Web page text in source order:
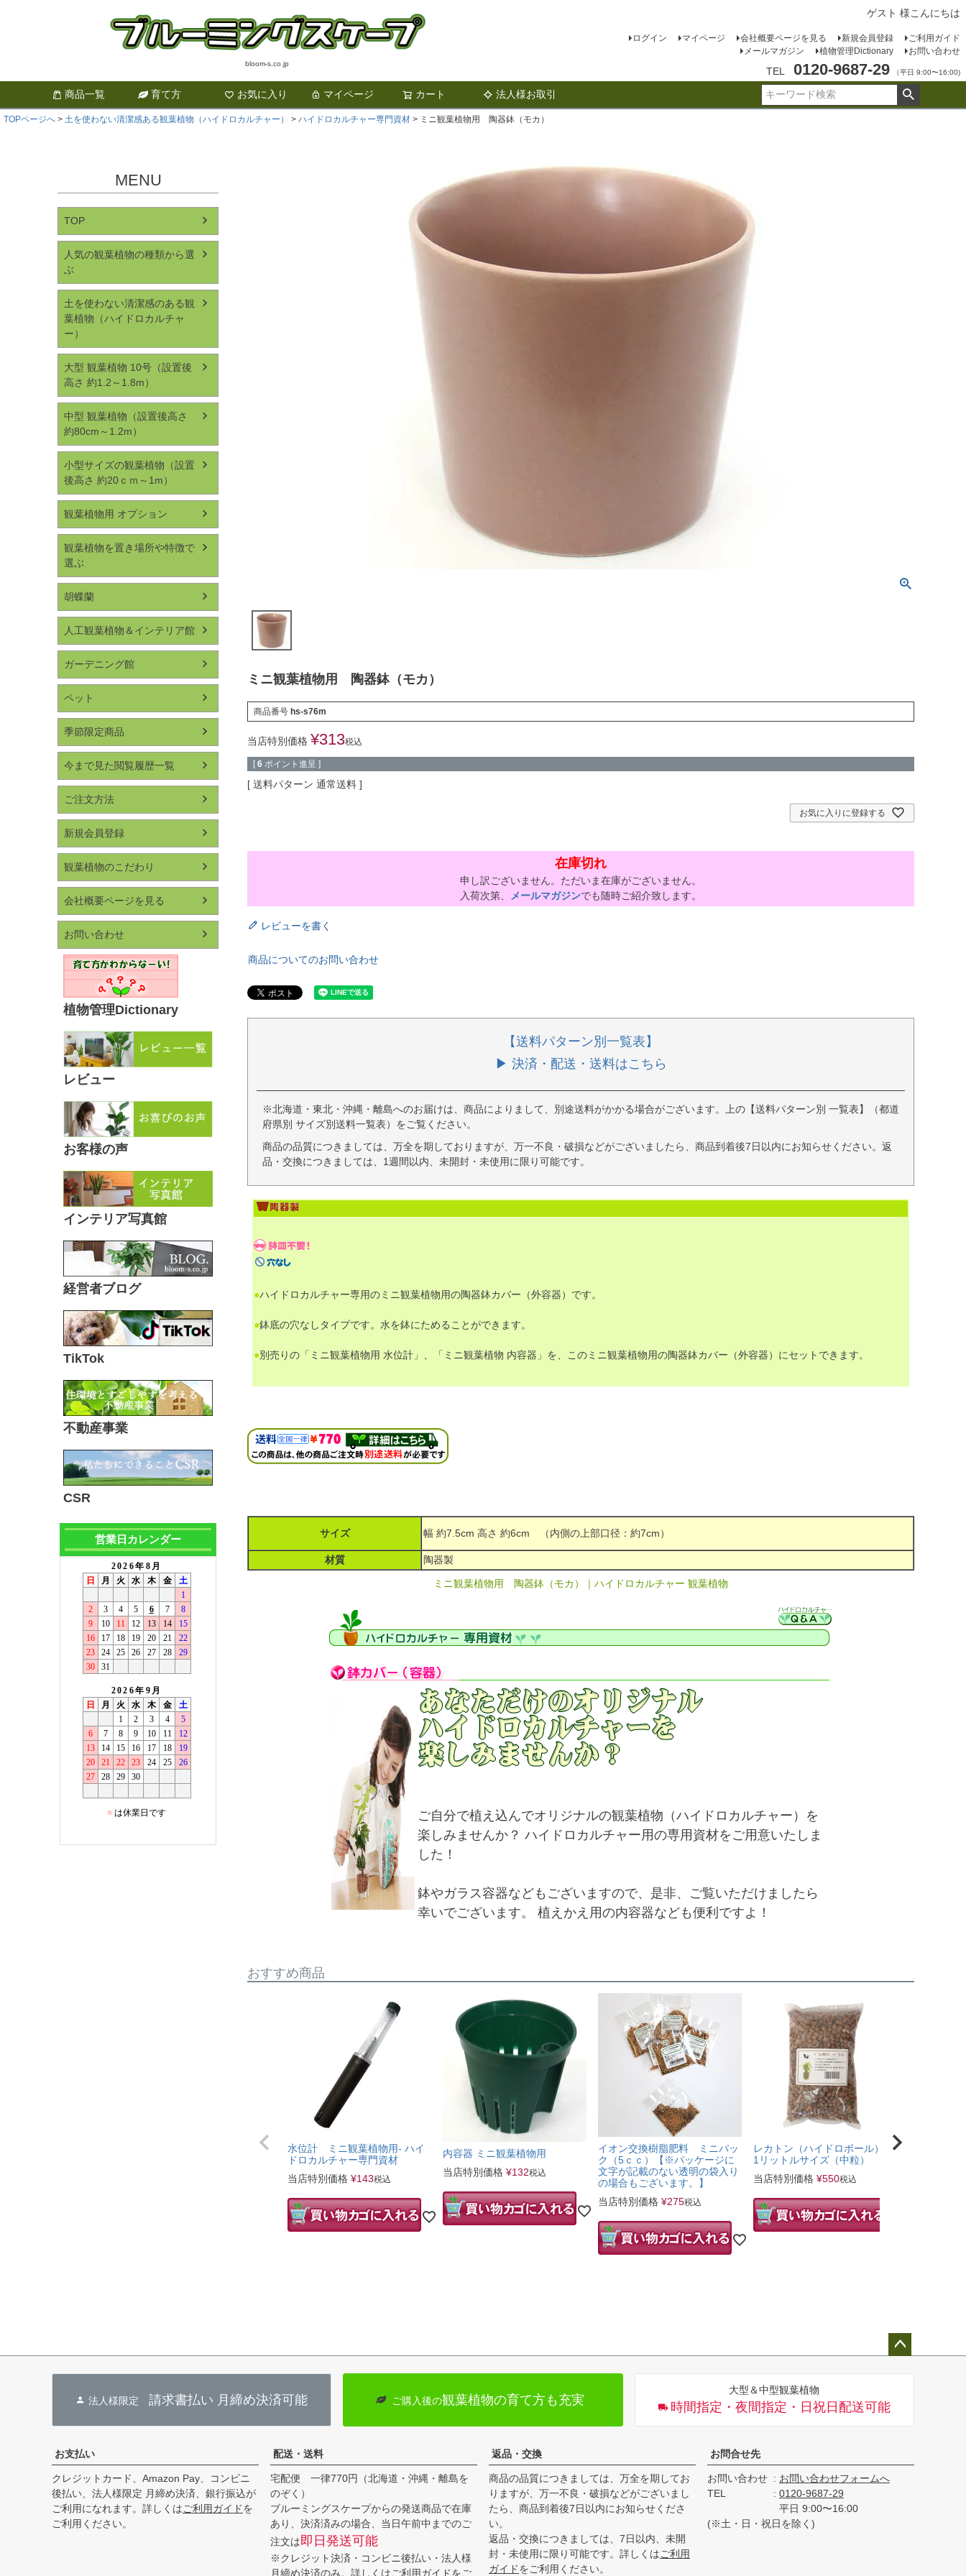
bloom-s.co.jp
ゲスト 様こんにちは
ログイン マイページ 会社概要ページを見る 新規会員登録
ご利用ガイド
メールマガジン
植物管理Dictionary お問い合わせ
TEL 0120-9687-29 （平日 9:00〜16:00)
商品一覧 育て方 お気に入り マイページ カート 法人様お取引
検索
TOPページへ 土を使わない清潔感ある観葉植物（ハイドロカルチャー） ハイドロカルチャー専門資材 ミニ観葉植物用 陶器鉢（モカ）
MENU
TOP
人気の観葉植物の種類から選
ぶ
土を使わない清潔感のある観
葉植物（ハイドロカルチャ
ー）
大型 観葉植物 10号（設置後
高さ 約1.2～1.8m）
中型 観葉植物（設置後高さ
約80cm～1.2m）
小型サイズの観葉植物（設置
後高さ 約20ｃｍ～1m）
観葉植物用 オプション
観葉植物を置き場所や特徴で
選ぶ
胡蝶蘭
人工観葉植物＆インテリア館
ガーデニング館
ペット
季節限定商品
今まで見た閲覧履歴一覧
ご注文方法
新規会員登録
観葉植物のこだわり
会社概要ページを見る
お問い合わせ
植物管理Dictionary
レビュー
お客様の声
インテリア写真館
経営者ブログ
TikTok
不動産事業
CSR
営業日カレンダー
ミニ観葉植物用 陶器鉢（モカ）
商品番号 hs-s76m
当店特別価格 ¥313税込
[ 6 ポイント進呈 ]
送料パターン 通常送料
お気に入りに登録する
在庫切れ
申し訳ございません。ただいま在庫がございません。
入荷次第、
メールマガジンでも随時ご紹介致します。
レビューを書く
商品についてのお問い合わせ
【送料パターン別一覧表】
▶ 決済・配送・送料はこちら
※北海道・東北・沖縄・離島へのお届けは、商品によりまして、別途送料がかかる場合がございます。上の【送料パターン別 一覧表】（都道
府県別 サイズ別送料一覧表）をご覧ください。
商品の品質につきましては、万全を期しておりますが、万一不良・破損などがございましたら、商品到着後7日以内にお知らせください。返
品・交換につきましては、1週間以内、未開封・未使用に限り可能です。
●ハイドロカルチャー専用のミニ観葉植物用の陶器鉢カバー（外容器）です。
●鉢底の穴なしタイプです。水を鉢にためることができます。
●別売りの「ミニ観葉植物用 水位計」、「ミニ観葉植物 内容器」を、このミニ観葉植物用の陶器鉢カバー（外容器）にセットできます。
サイズ 幅 約7.5cm 高さ 約6cm （内側の上部口径：約7cm）
材質 陶器製
ミニ観葉植物用 陶器鉢（モカ）｜ハイドロカルチャー 観葉植物
ご自分で植え込んでオリジナルの観葉植物（ハイドロカルチャー）を
楽しみませんか？ ハイドロカルチャー用の専用資材をご用意いたしま
した！
鉢やガラス容器などもございますので、是非、ご覧いただけましたら
幸いでございます。 植えかえ用の内容器なども便利ですよ！
おすすめ商品
水位計 ミニ観葉植物用- ハイ
ドロカルチャー専門資材
当店特別価格 ¥143税込
内容器 ミニ観葉植物用
当店特別価格 ¥132税込
イオン交換樹脂肥料 ミニパッ
ク（5ｃｃ）【※パッケージに
文字が記載のない透明の袋入り
の場合もございます。】
当店特別価格 ¥275税込
レカトン（ハイドロボール）
1リットルサイズ（中粒）
当店特別価格 ¥550税込
へ
法人様限定請求書払い 月締め決済可能 ご購入後の観葉植物の育て方も充実
大型＆中型観葉植物
時間指定・夜間指定・日祝日配送可能
お支払い
クレジットカード、Amazon Pay、コンビニ
後払い、法人様限定 月締め決済、銀行振込が
ご利用になれます。詳しくはご利用ガイドを
ご利用ください。
配送・送料
宅配便 一律770円（北海道・沖縄・離島を
のぞく）
ブルーミングスケープからの発送商品で在庫
あり、決済済みの場合、当日午前中までのご
注文は即日発送可能
※クレジット決済・コンビニ後払い・法人様
月締め決済のみ。詳しくはご利用ガイドをご
返品・交換
商品の品質につきましては、万全を期してお
りますが、万一不良・破損などがございまし
たら、商品到着後7日以内にお知らせくださ
い。
返品・交換につきましては、7日以内、未開
封・未使用に限り可能です。詳しくはご利用
ガイドをご利用ください。
お問合せ先
お問い合わせ
お問い合わせフォームへ
TEL
0120-9687-29
平日 9:00〜16:00
(※土・日・祝日を除く)